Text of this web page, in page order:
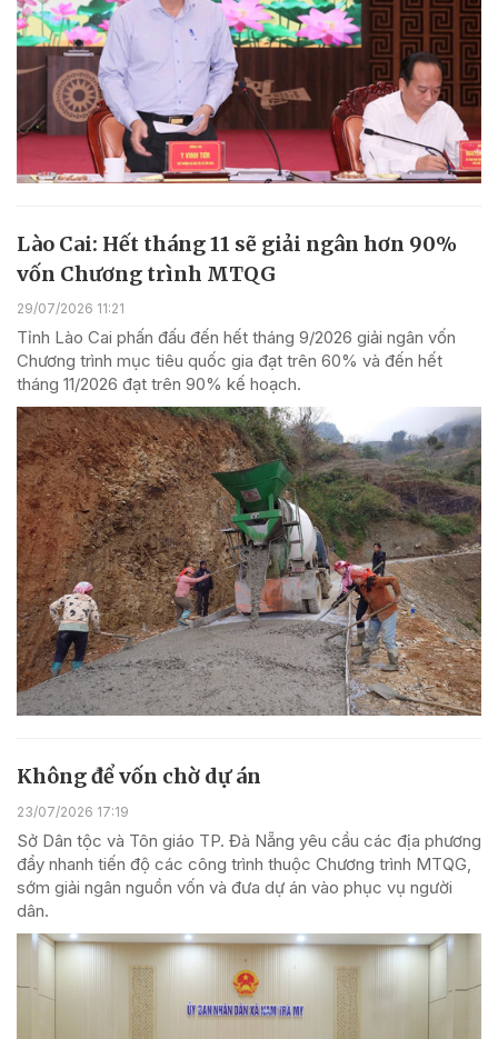
Lào Cai: Hết tháng 11 sẽ giải ngân hơn 90%
vốn Chương trình MTQG
29/07/2026 11:21
Tỉnh Lào Cai phấn đấu đến hết tháng 9/2026 giải ngân vốn
Chương trình mục tiêu quốc gia đạt trên 60% và đến hết
tháng 11/2026 đạt trên 90% kế hoạch.
Không để vốn chờ dự án
23/07/2026 17:19
Sở Dân tộc và Tôn giáo TP. Đà Nẵng yêu cầu các địa phương
đẩy nhanh tiến độ các công trình thuộc Chương trình MTQG,
sớm giải ngân nguồn vốn và đưa dự án vào phục vụ người
dân.